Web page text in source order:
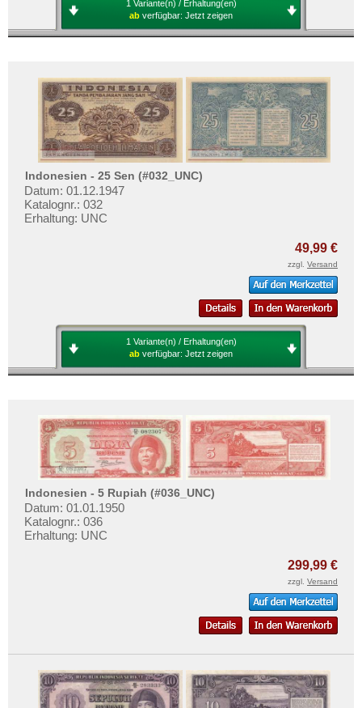
1 Variante(n) / Erhaltung(en)
ab verfügbar: Jetzt zeigen
Indonesien - 25 Sen (#032_UNC)
Datum: 01.12.1947
Katalognr.: 032
Erhaltung: UNC
49,99 €
zzgl. Versand
1 Variante(n) / Erhaltung(en)
ab verfügbar: Jetzt zeigen
Indonesien - 5 Rupiah (#036_UNC)
Datum: 01.01.1950
Katalognr.: 036
Erhaltung: UNC
299,99 €
zzgl. Versand